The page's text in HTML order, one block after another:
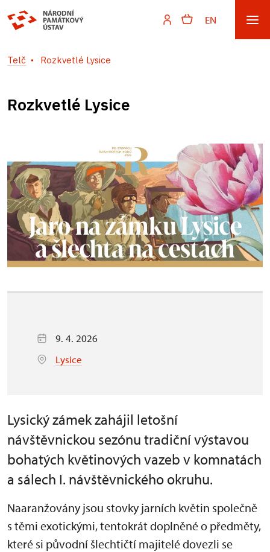
EN
Telč Rozkvetlé Lysice
Rozkvetlé Lysice
9. 4. 2026
Lysice
Lysický zámek zahájil letošní
návštěvnickou sezónu tradiční výstavou
bohatých květinových vazeb v komnatách
a sálech I. návštěvnického okruhu.
Naaranžovány jsou stovky jarních květin společně
s těmi exotickými, tentokrát doplněné o předměty,
které si původní šlechtičtí majitelé dovezli se